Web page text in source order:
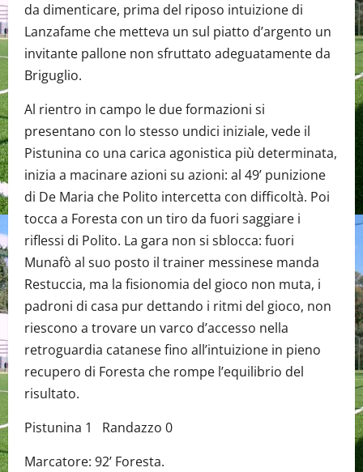
da dimenticare, prima del riposo intuizione di
Lanzafame che metteva un sul piatto d’argento un
invitante pallone non sfruttato adeguatamente da
Briguglio.
Al rientro in campo le due formazioni si
presentano con lo stesso undici iniziale, vede il
Pistunina co una carica agonistica più determinata,
inizia a macinare azioni su azioni: al 49’ punizione
di De Maria che Polito intercetta con difficoltà. Poi
tocca a Foresta con un tiro da fuori saggiare i
riflessi di Polito. La gara non si sblocca: fuori
Munafò al suo posto il trainer messinese manda
Restuccia, ma la fisionomia del gioco non muta, i
padroni di casa pur dettando i ritmi del gioco, non
riescono a trovare un varco d’accesso nella
retroguardia catanese fino all’intuizione in pieno
recupero di Foresta che rompe l’equilibrio del
risultato.
Pistunina 1 Randazzo 0
Marcatore: 92’ Foresta.